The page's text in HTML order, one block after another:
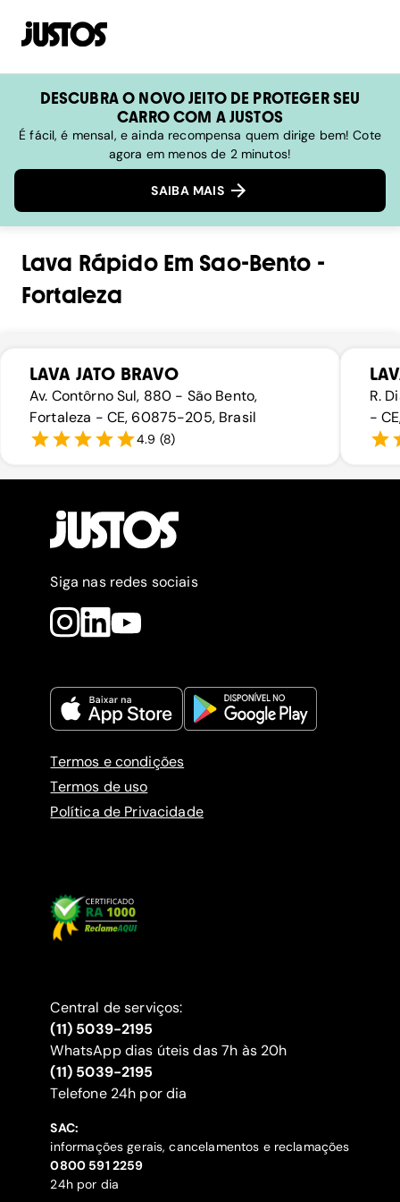
DESCUBRA O NOVO JEITO DE PROTEGER SEU
CARRO COM A JUSTOS
É fácil, é mensal, e ainda recompensa quem dirige bem! Cote
agora em menos de 2 minutos!
SAIBA MAIS
Lava RápidoEm Sao-Bento -
Fortaleza
LAVA JATO BRAVO
Av. Contôrno Sul, 880 - São Bento,
Fortaleza - CE, 60875-205, Brasil
4.9 (8)
R.
-
Siga nas redes sociais
Termos e condições
Termos de uso
Política de Privacidade
Central de serviços:
(11) 5039-2195
WhatsApp dias úteis das 7h às 20h
(11) 5039-2195
‍Telefone 24h por dia
SAC:
informações gerais, cancelamentos e reclamações
‍0800 591 2259
24h por dia